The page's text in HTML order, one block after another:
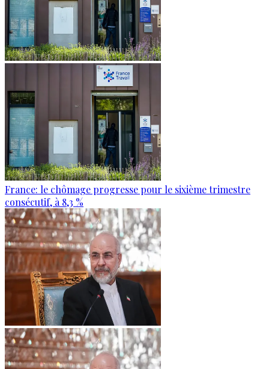
France: le chômage progresse pour le sixième trimestre
consécutif, à 8,3 %